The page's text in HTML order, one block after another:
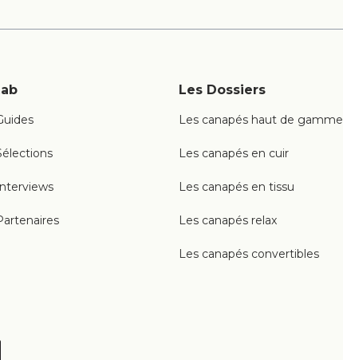
Les Dossiers
Les canapés haut de gamme
Les canapés en cuir
Les canapés en tissu
Les canapés relax
Les canapés convertibles